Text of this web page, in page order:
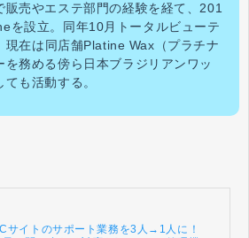
販売やエステ部門の経験を経て、201
を設立。同年10月トータルビューテ
現在は 同店舗Platine Wax（プラチナ
を務める傍ら日本ブラジリアンワッ
も活動する。
サイトのサポート業務を3人→1人に！